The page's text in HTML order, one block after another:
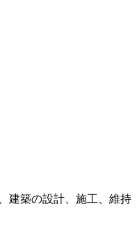
建築の設計、施工、維持